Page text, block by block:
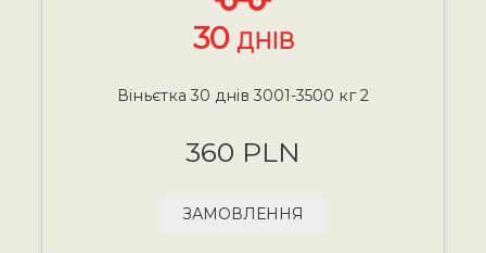
30 ДНІВ
Віньєтка 30 днів 3001-3500 кг 2
360 PLN
ЗАМОВЛЕННЯ